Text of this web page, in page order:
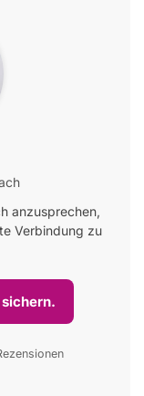
anzusprechen,
Verbindung zu